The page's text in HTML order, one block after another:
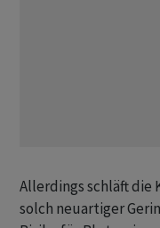
Allerdings schläft die
solch neuartiger